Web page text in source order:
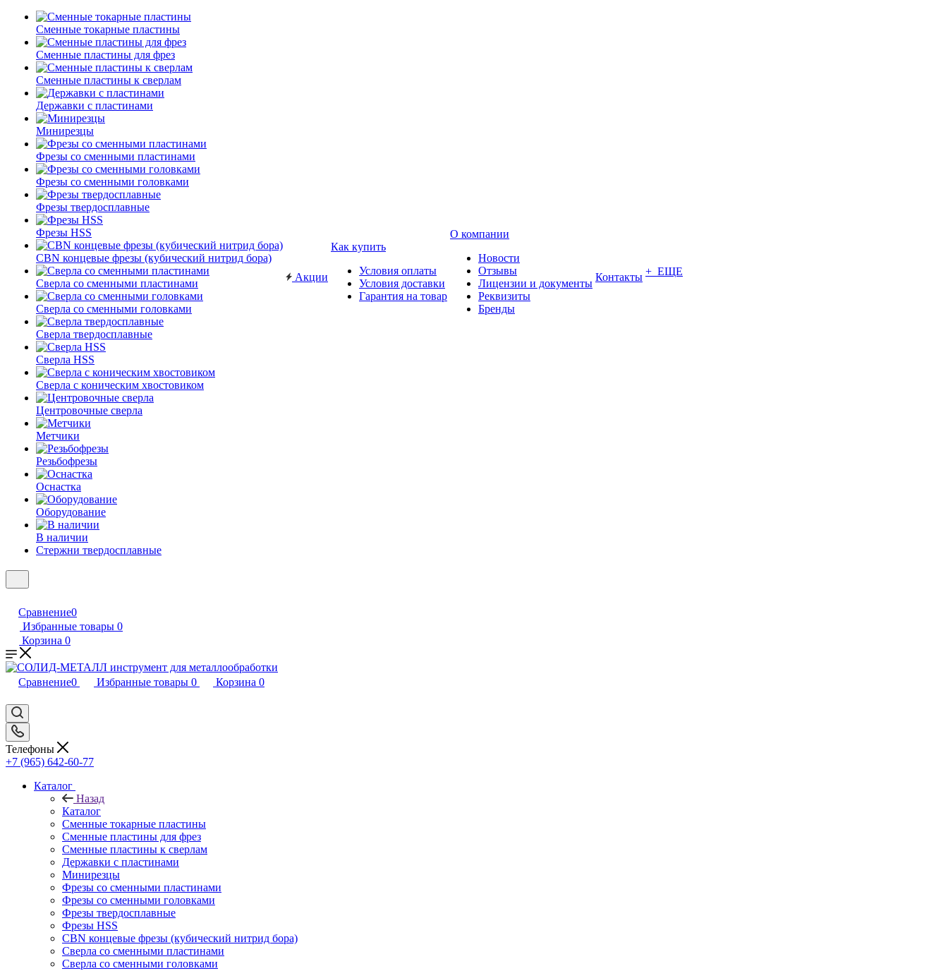
Сменные токарные пластины
Сменные пластины для фрез
Сменные пластины к сверлам
Державки с пластинами
Минирезцы
Фрезы со сменными пластинами
Фрезы со сменными головками
Фрезы твердосплавные
Фрезы HSS
CBN концевые фрезы (кубический нитрид бора)
Сверла со сменными пластинами
Сверла со сменными головками
Сверла твердосплавные
Сверла HSS
Сверла с коническим хвостовиком
Центровочные сверла
Метчики
Резьбофрезы
Оснастка
Оборудование
В наличии
Стержни твердосплавные
Акции
Как купить
Условия оплаты
Условия доставки
Гарантия на товар
О компании
Новости
Отзывы
Лицензии и документы
Реквизиты
Бренды
Контакты + ЕЩЕ
Сравнение0
Избранные товары 0
Корзина 0
Сравнение0 Избранные товары 0 Корзина 0
Телефоны
+7 (965) 642-60-77
Каталог
Назад
Каталог
Сменные токарные пластины
Сменные пластины для фрез
Сменные пластины к сверлам
Державки с пластинами
Минирезцы
Фрезы со сменными пластинами
Фрезы со сменными головками
Фрезы твердосплавные
Фрезы HSS
CBN концевые фрезы (кубический нитрид бора)
Сверла со сменными пластинами
Сверла со сменными головками